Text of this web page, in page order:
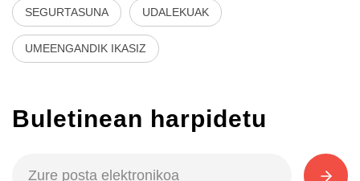
SEGURTASUNA UDALEKUAK
UMEENGANDIK IKASIZ
Buletinean harpidetu